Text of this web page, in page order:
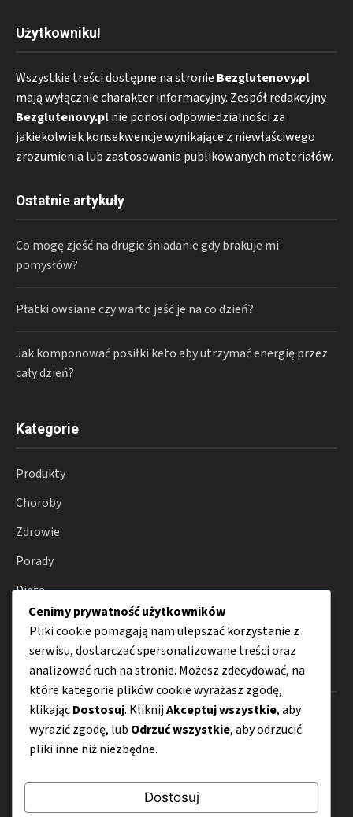
Użytkowniku!
Wszystkie treści dostępne na stronie Bezglutenovy.pl
mają wyłącznie charakter informacyjny. Zespół redakcyjny
Bezglutenovy.plnie ponosi odpowiedzialności za
jakiekolwiek konsekwencje wynikające z niewłaściwego
zrozumienia lub zastosowania publikowanych materiałów.
Ostatnie artykuły
Co mogę zjeść na drugie śniadanie gdy brakuje mi
pomysłów?
Płatki owsiane czy warto jeść je na co dzień?
Jak komponować posiłki keto aby utrzymać energię przez
cały dzień?
Kategorie
Produkty
Choroby
Zdrowie
Porady
Dieta
Odżywianie
Menu
O nas
Kontakt
Cenimy prywatność użytkowników
Pliki cookie pomagają nam ulepszać korzystanie z
serwisu, dostarczać spersonalizowane treści oraz
analizować ruch na stronie. Możesz zdecydować, na
które kategorie plików cookie wyrażasz zgodę,
klikającDostosuj. KliknijAkceptuj wszystkie, aby
wyrazić zgodę, lub Odrzuć wszystkie, aby odrzucić
pliki inne niż niezbędne.
Dostosuj